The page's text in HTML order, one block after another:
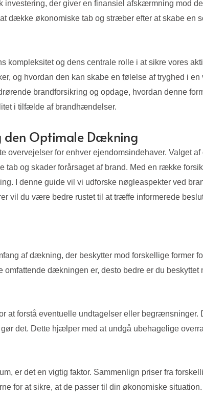
investering, der giver en finansiel afskærmning mod
dække økonomiske tab og stræber efter at skabe en
kompleksitet og dens centrale rolle i at sikre vores
og hvordan den kan skabe en følelse af tryghed i
brandforsikring og opdage, hvordan denne
i tilfælde af brandhændelser.
den Optimale Dækning
overvejelser for enhver ejendomsindehaver. Valget
tab og skader forårsaget af brand. Med en række
I denne guide vil vi udforske nøgleaspekter ved
vil du være bedre rustet til at træffe informerede
af dækning, der beskytter mod forskellige former
omfattende dækningen er, desto bedre er du beskyttet
at forstå eventuelle undtagelser eller begrænsninger.
det. Dette hjælper med at undgå ubehagelige
er det en vigtig faktor. Sammenlign priser fra
for at sikre, at de passer til din økonomiske situation.